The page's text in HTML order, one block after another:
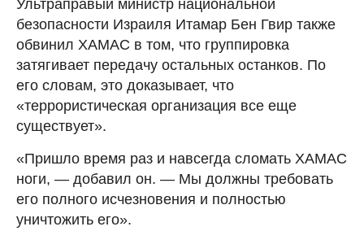
Ультраправый министр национальной
безопасности Израиля Итамар Бен Гвир также
обвинил ХАМАС в том, что группировка
затягивает передачу остальных останков. По
его словам, это доказывает, что
«террористическая организация все еще
существует».
«Пришло время раз и навсегда сломать ХАМАС
ноги, — добавил он. — Мы должны требовать
его полного исчезновения и полностью
уничтожить его».